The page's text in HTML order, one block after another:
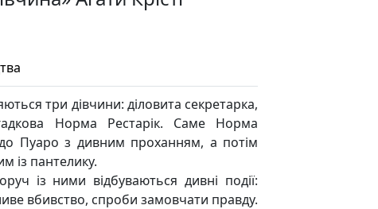
три дівчини: діловита секретарка,
Норма Рестарік. Саме Норма
Пуаро з дивним проханням, а потім
із пантелику.
із ними відбуваються дивні події:
вбивство, спроби замовчати правду.